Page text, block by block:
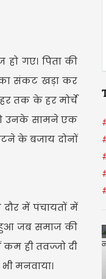
गए। पिता की
संकट खड़ा कर
तक के हर मोर्चे
उनके सामने एक
के बजाय दोनों
में पंचायतों में
जब समाज की
ही तवज्जो दी
मनवाया।
08/08/2026 08:30 IST